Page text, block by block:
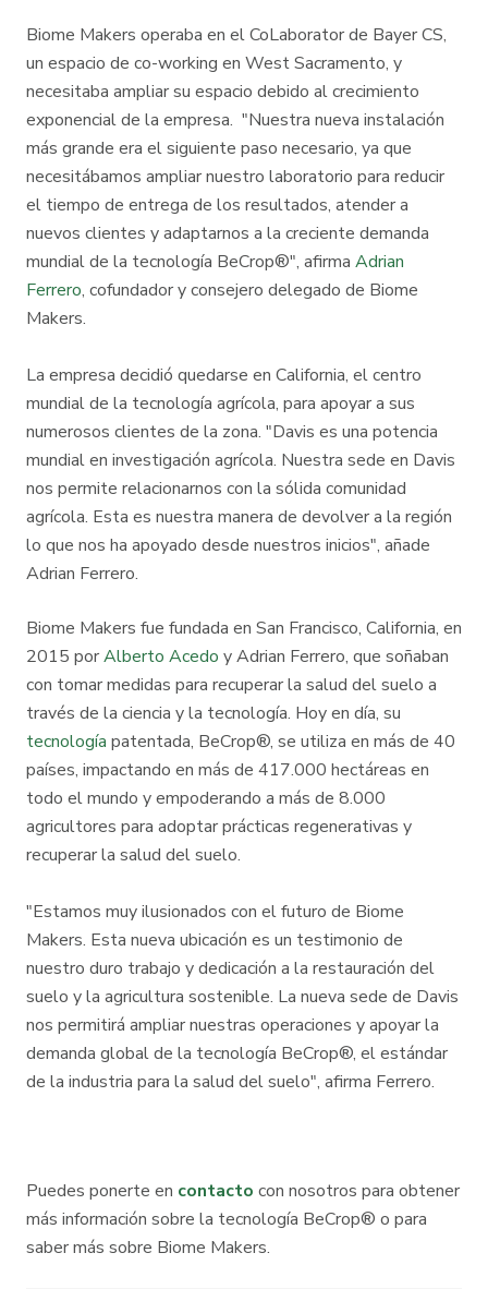
Biome Makers operaba en el CoLaborator de Bayer CS,
un espacio de co-working en West Sacramento, y
necesitaba ampliar su espacio debido al crecimiento
exponencial de la empresa. "Nuestra nueva instalación
más grande era el siguiente paso necesario, ya que
necesitábamos ampliar nuestro laboratorio para reducir
el tiempo de entrega de los resultados, atender a
nuevos clientes y adaptarnos a la creciente demanda
mundial de la tecnología BeCrop®", afirma Adrian
Ferrero, cofundador y consejero delegado de Biome
Makers.
La empresa decidió quedarse en California, el centro
mundial de la tecnología agrícola, para apoyar a sus
numerosos clientes de la zona. "Davis es una potencia
mundial en investigación agrícola. Nuestra sede en Davis
nos permite relacionarnos con la sólida comunidad
agrícola. Esta es nuestra manera de devolver a la región
lo que nos ha apoyado desde nuestros inicios", añade
Adrian Ferrero.
Biome Makers fue fundada en San Francisco, California, en
2015 porAlberto Acedo y Adrian Ferrero, que soñaban
con tomar medidas para recuperar la salud del suelo a
través de la ciencia y la tecnología. Hoy en día, su
tecnología patentada, BeCrop®, se utiliza en más de 40
países, impactando en más de 417.000 hectáreas en
todo el mundo y empoderando a más de 8.000
agricultores para adoptar prácticas regenerativas y
recuperar la salud del suelo.
"Estamos muy ilusionados con el futuro de Biome
Makers. Esta nueva ubicación es un testimonio de
nuestro duro trabajo y dedicación a la restauración del
suelo y la agricultura sostenible. La nueva sede de Davis
nos permitirá ampliar nuestras operaciones y apoyar la
demanda global de la tecnología BeCrop®, el estándar
de la industria para la salud del suelo", afirma Ferrero.
Puedes ponerte en contacto con nosotros para obtener
más información sobre la tecnología BeCrop® o para
saber más sobre Biome Makers.